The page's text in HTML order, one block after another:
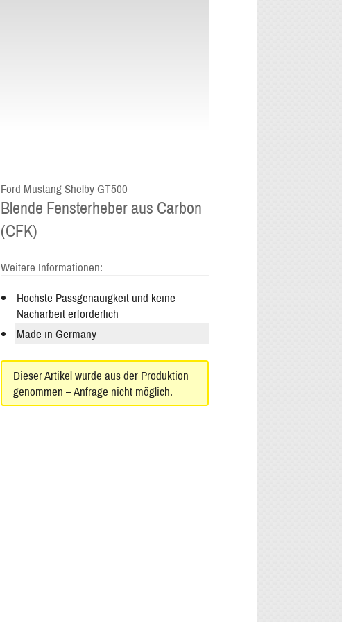
Ford Mustang Shelby GT500
Blende Fensterheber aus Carbon
(CFK)
Weitere Informationen:
Höchste Passgenauigkeit und keine
Nacharbeit erforderlich
Made in Germany
Dieser Artikel wurde aus der Produktion
genommen – Anfrage nicht möglich.